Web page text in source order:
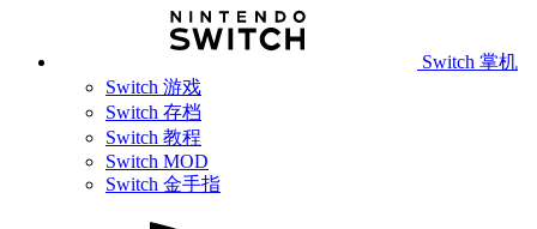
Switch 掌机
Switch 游戏
Switch 存档
Switch 教程
Switch MOD
Switch 金手指